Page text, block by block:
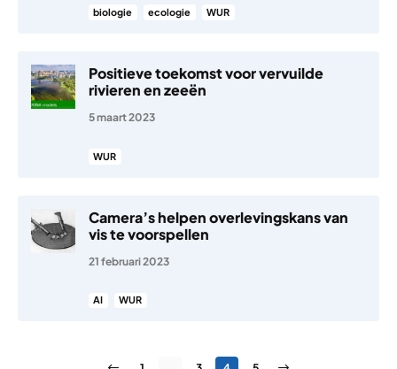
biologie ecologie WUR
Positieve toekomst voor vervuilde
rivieren en zeeën
5 maart 2023
WUR
Camera’s helpen overlevingskans van
vis te voorspellen
21 februari 2023
AI WUR
Berichten paginering